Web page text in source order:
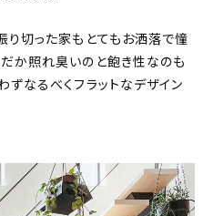
切った家もとてもお洒落で憧
か照れ臭いのと飽き性なのも
ずなるべくフラットなデザイン